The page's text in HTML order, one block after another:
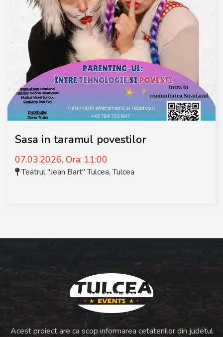
Sasa in taramul povestilor
07.03.2026, Ora: 11:00
Teatrul "Jean Bart" Tulcea,Tulcea
Acest proiect are ca scop informarea cetatenilor din judetul